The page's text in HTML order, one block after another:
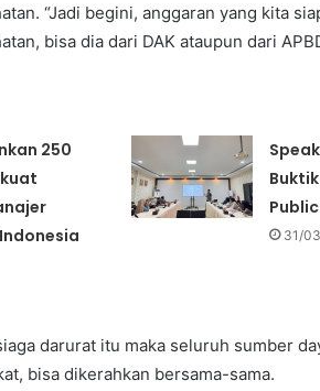
“Jadi begini, anggaran yang kita
bisa dia dari DAK ataupun dari
250
31/
darurat itu maka seluruh sumber
bisa dikerahkan bersama-sama.